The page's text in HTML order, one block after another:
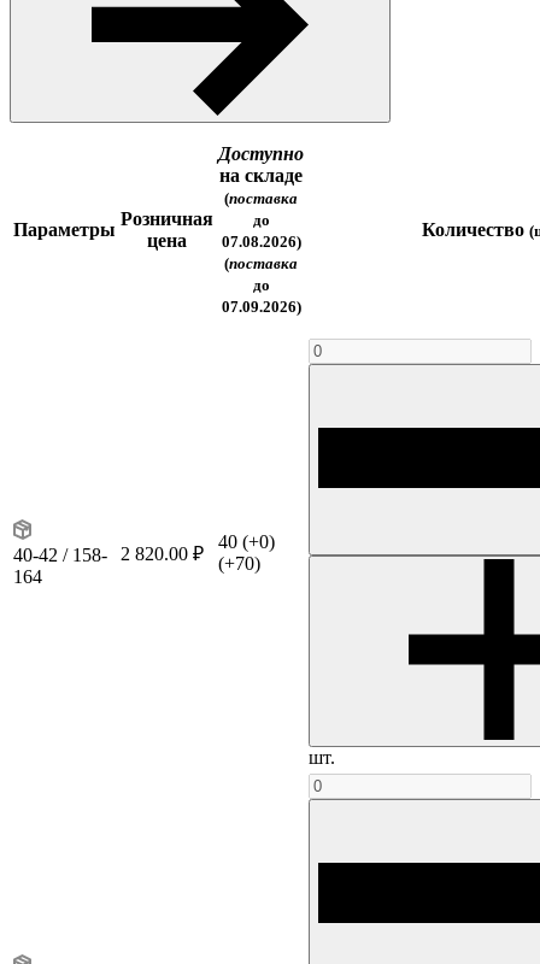
Параметры
Розничная
цена
Доступно
на складе
(поставка
до
07.08.2026)
(поставка
до
07.09.2026)
Количество
40-42 / 158-
164
2 820.00 ₽
40 (+0)
(+70)
шт.